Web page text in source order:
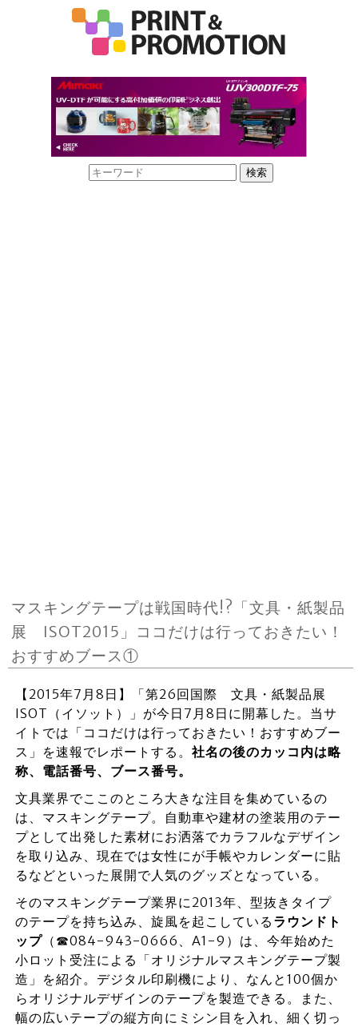
マスキングテープは戦国時代!?「文具・紙製品
展 ISOT2015」ココだけは行っておきたい！
おすすめブース①
【2015年7月8日】「第26回国際 文具・紙製品展
ISOT（イソット）」が今日7月8日に開幕した。当サ
イトでは「ココだけは行っておきたい！おすすめブー
ス」を速報でレポートする。 社名の後のカッコ内は略
称、電話番号、ブース番号。
文具業界でここのところ大きな注目を集めているの
は、マスキングテープ。自動車や建材の塗装用のテー
プとして出発した素材にお洒落でカラフルなデザイン
を取り込み、現在では女性にが手帳やカレンダーに貼
るなどといった展開で人気のグッズとなっている。
そのマスキングテープ業界に2013年、型抜きタイプ
のテープを持ち込み、旋風を起こしている ラウンドト
ップ（☎084-943-0666、A1-9）は、今年始めた
小ロット受注による「オリジナルマスキングテープ製
造」を紹介。デジタル印刷機により、なんと100個か
らオリジナルデザインのテープを製造できる。また、
幅の広いテープの縦方向にミシン目を入れ、細く切っ